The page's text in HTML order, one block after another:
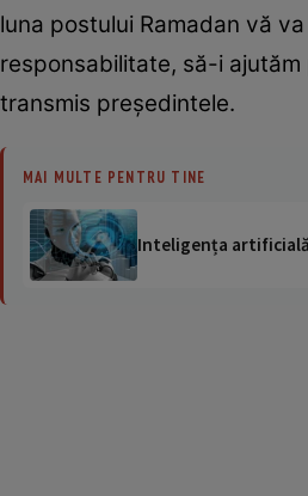
luna postului Ramadan vă
responsabilitate, să-i
transmis preşedintele.
MAI MULTE PENTRU TINE
Inteligența